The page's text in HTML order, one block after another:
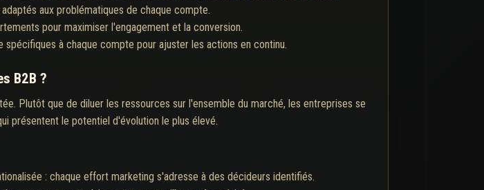
aux problématiques de chaque compte.
pour maximiser l'engagement et la conversion.
à chaque compte pour ajuster les actions en continu.
B2B ?
Plutôt que de diluer les ressources sur l'ensemble du marché, les entreprises se
présentent le potentiel d'évolution le plus élevé.
: chaque effort marketing s'adresse à des décideurs identifiés.